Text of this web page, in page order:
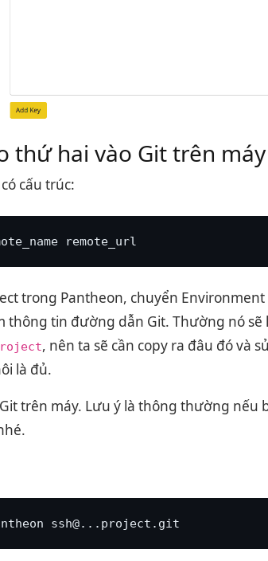
thứ hai vào Git trên
cấu trúc:
remote_url
trong Pantheon, chuyển
thông tin đường dẫn Git. Thường nó sẽ
, nên ta sẽ cần copy ra đâu đó và
là đủ.
trên máy. Lưu ý là thông thường nếu
ssh@...project.git